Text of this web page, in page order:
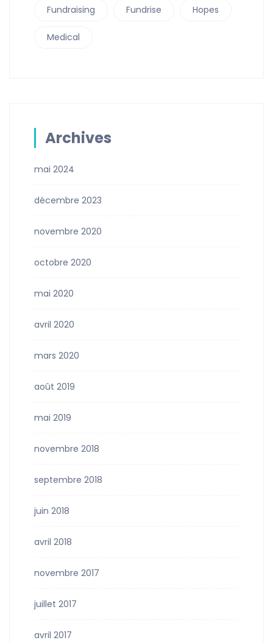
Fundraising Fundrise Hopes
Medical
Archives
mai 2024
décembre 2023
novembre 2020
octobre 2020
mai 2020
avril 2020
mars 2020
août 2019
mai 2019
novembre 2018
septembre 2018
juin 2018
avril 2018
novembre 2017
juillet 2017
avril 2017